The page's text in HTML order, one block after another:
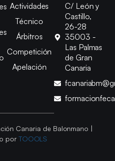
Actividades
Técnico
Árbitros
Competición
Apelación
C/ León y
Castillo,
26-28
35003 -
Las Palmas
de Gran
Canaria
Canaria de Balonmano |
por TOOOLS